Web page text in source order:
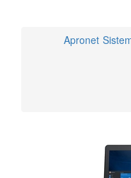
Apronet